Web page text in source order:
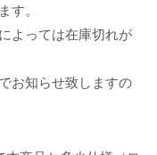
す。
よっては在庫切れが
お知らせ致しますの